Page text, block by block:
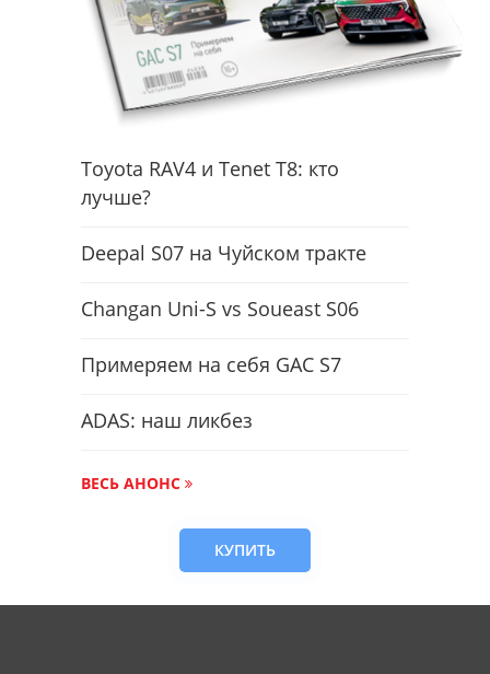
Toyota RAV4 и Tenet T8: кто
лучше?
Deepal S07 на Чуйском тракте
Changan Uni-S vs Soueast S06
Примеряем на себя GAC S7
ADAS: наш ликбез
ВЕСЬ АНОНС
КУПИТЬ